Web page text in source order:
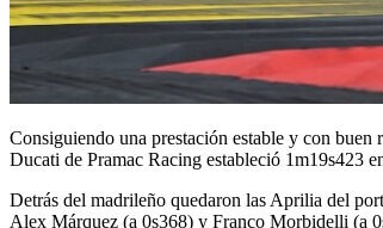
Consiguiendo una prestación estable y con
Ducati de Pramac Racing estableció 1m19s423
Detrás del madrileño quedaron las Aprilia del
Alex Márquez (a 0s368) y Franco Morbidelli (a